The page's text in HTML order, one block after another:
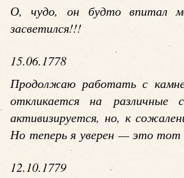
О, чудо, он будто впитал
засветился!!!
15.06.1778
Продолжаю работать с
откликается на различные
активизируется, но, к
Но теперь я уверен — это
12.10.1779